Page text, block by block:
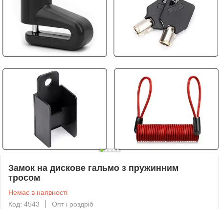
Замок на дискове гальмо з пружинним
тросом
Немає в наявності
Код: 4543
Опт і роздріб